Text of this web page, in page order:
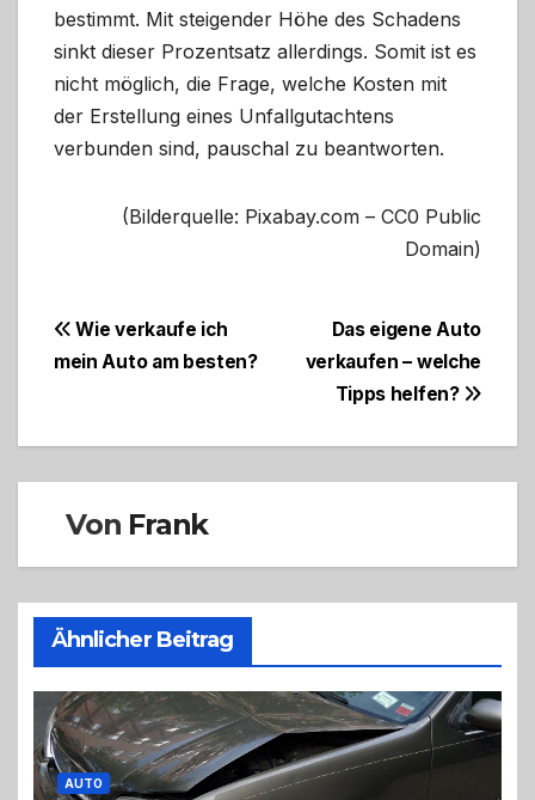
bestimmt. Mit steigender Höhe des Schadens
sinkt dieser Prozentsatz allerdings. Somit ist es
nicht möglich, die Frage, welche Kosten mit
der Erstellung eines Unfallgutachtens
verbunden sind, pauschal zu beantworten.
(Bilderquelle: Pixabay.com – CC0 Public
Domain)
BeitragsnavigationDas eigene Auto
verkaufen – welche
Tipps helfen?
Wie verkaufe ich
mein Auto am besten?
Von Frank
Ähnlicher Beitrag
AUTO